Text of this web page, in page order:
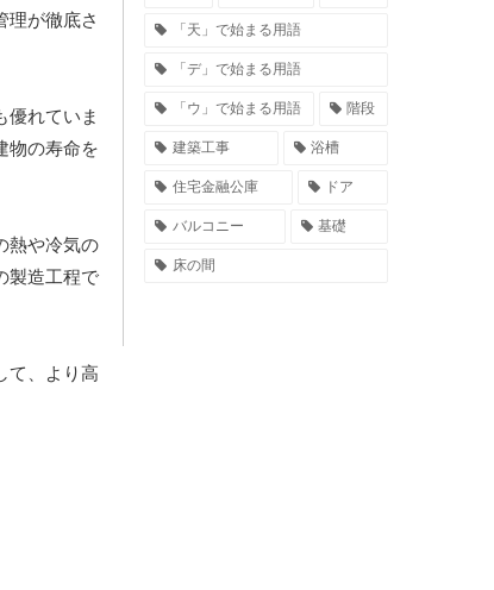
理が徹底さ
優れていま
物の寿命を
熱や冷気の
製造工程で
て、より高
「天」で始まる用語
「デ」で始まる用語
「ウ」で始まる用語 階段
建築工事 浴槽
住宅金融公庫 ドア
バルコニー 基礎
床の間